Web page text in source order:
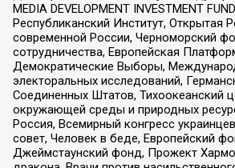
MEDIA DEVELOPMENT INVESTMENT
Республиканский Институт, Открытая
современной России, Черноморский
сотрудничества, Европейская
Демократические Выборы,
электоральных исследований,
Соединенных Штатов, Тихоокеанский
окружающей среды и природных
Россия, Всемирный конгресс
совет, Человек в беде, Европейский
Джеймстаунский фонд, Прожект